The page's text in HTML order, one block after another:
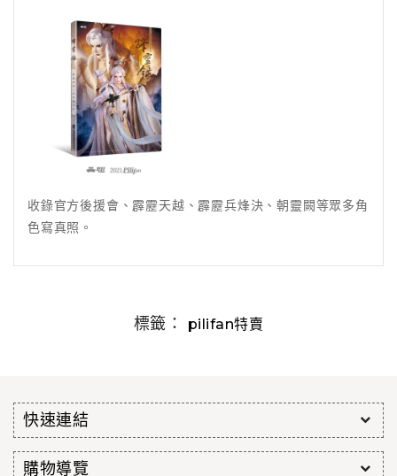
收錄官方後援會、霹靂天越、霹靂兵烽決、朝靈闕等眾多角
色寫真照。
標籤： pilifan特賣
快速連結
購物導覽